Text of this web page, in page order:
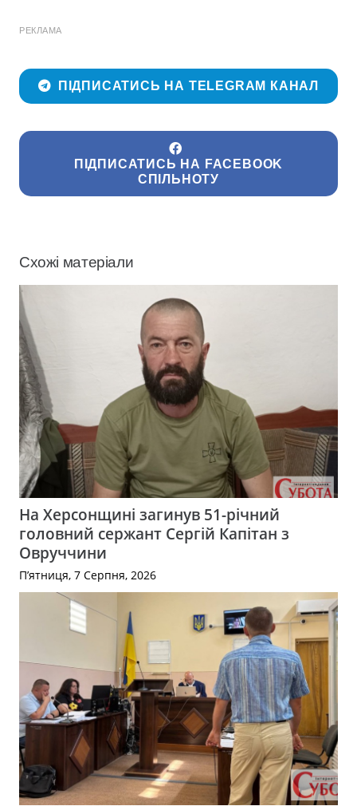
РЕКЛАМА
ПІДПИСАТИСЬ НА TELEGRAM КАНАЛ
ПІДПИСАТИСЬ НА FACEBOOK
СПІЛЬНОТУ
Схожі матеріали
На Херсонщині загинув 51-річний
головний сержант Сергій Капітан з
Овруччини
П’ятниця, 7 Серпня, 2026